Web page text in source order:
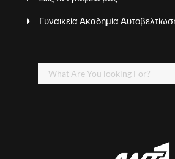
Γυναικεία Ακαδημία